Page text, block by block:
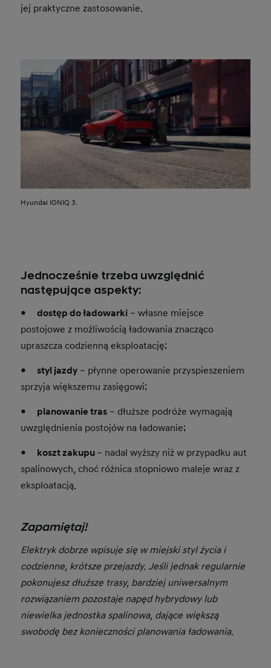
jej praktyczne zastosowanie.
Hyundai IONIQ 3.
Jednocześnie trzeba uwzględnić
następujące aspekty:
● dostęp do ładowarki – własne miejsce
postojowe z możliwością ładowania znacząco
upraszcza codzienną eksploatację;
● styl jazdy – płynne operowanie przyspieszeniem
sprzyja większemu zasięgowi;
● planowanie tras – dłuższe podróże wymagają
uwzględnienia postojów na ładowanie;
● koszt zakupu – nadal wyższy niż w przypadku aut
spalinowych, choć różnica stopniowo maleje wraz z
eksploatacją.
Zapamiętaj!
Elektryk dobrze wpisuje się w miejski styl życia i
codzienne, krótsze przejazdy. Jeśli jednak regularnie
pokonujesz dłuższe trasy, bardziej uniwersalnym
rozwiązaniem pozostaje napęd hybrydowy lub
niewielka jednostka spalinowa, dające większą
swobodę bez konieczności planowania ładowania.